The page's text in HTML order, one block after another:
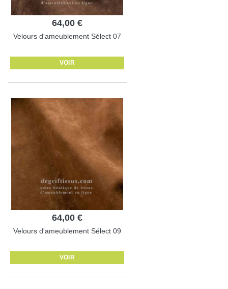
64,00 €
Velours d'ameublement Sélect 07
VOIR
64,00 €
Velours d'ameublement Sélect 09
VOIR